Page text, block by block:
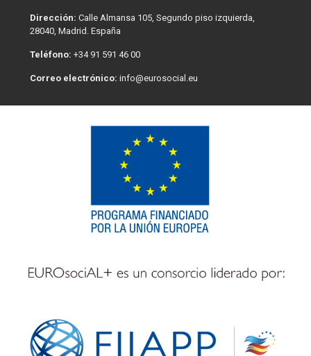
Dirección: Calle Almansa 105, Segundo piso izquierda,
28040, Madrid. España
Teléfono: +34 91 591 46 00
Correo electrónico: info@eurosocial.eu